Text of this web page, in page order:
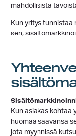
mahdollisista
Kun yritys tunnistaa
sen,
Kun asiakas kohtaa
huomaa saavansa
jota myynnissä